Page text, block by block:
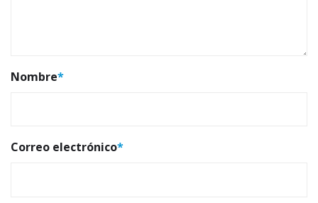
Nombre*
Correo electrónico*